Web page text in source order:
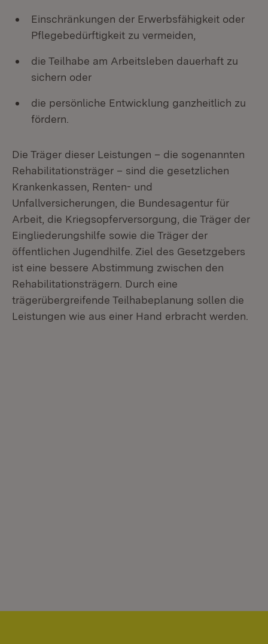
Einschränkungen der Erwerbsfähigkeit oder
Pflegebedürftigkeit zu vermeiden,
die Teilhabe am Arbeitsleben dauerhaft zu
sichern oder
die persönliche Entwicklung ganzheitlich zu
fördern.
Die Träger dieser Leistungen – die sogenannten
Rehabilitationsträger – sind die gesetzlichen
Krankenkassen, Renten- und
Unfallversicherungen, die Bundesagentur für
Arbeit, die Kriegsopferversorgung, die Träger der
Eingliederungshilfe sowie die Träger der
öffentlichen Jugendhilfe. Ziel des Gesetzgebers
ist eine bessere Abstimmung zwischen den
Rehabilitationsträgern. Durch eine
trägerübergreifende Teilhabeplanung sollen die
Leistungen wie aus einer Hand erbracht werden.